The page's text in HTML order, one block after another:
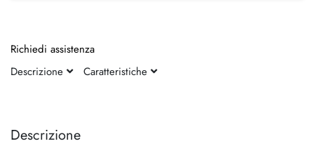
fine
della
Descrizione
Richiedi assistenza
Descrizione
Caratteristiche